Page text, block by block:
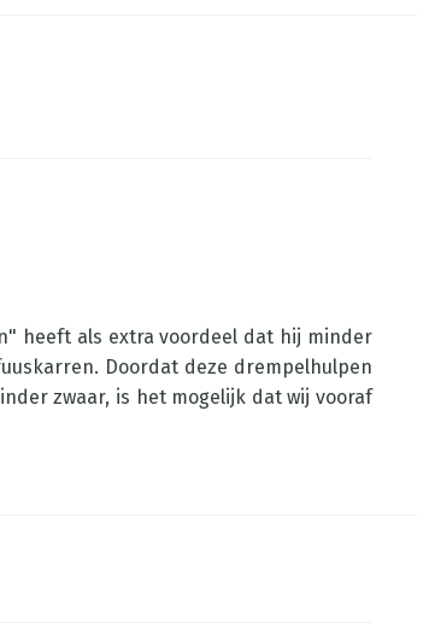
heeft als extra voordeel dat hij minder
Doordat deze drempelhulpen
zwaar, is het mogelijk dat wij vooraf